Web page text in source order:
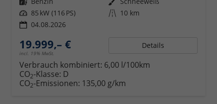
Leistung 85 kW (116 PS) Kilometerstand 10 km
04.08.2026
19.999,– €
incl. 19% MwSt.
Details
Verbrauch kombiniert: 6,00 l/100km
CO2-Klasse: D
CO2-Emissionen: 135,00 g/km